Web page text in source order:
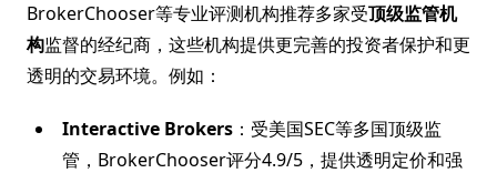
BrokerChooser等专业评测机构推荐多家受顶级监管机
构监督的经纪商，这些机构提供更完善的投资者保护和更
透明的交易环境。例如：
Interactive Brokers ：受美国SEC等多国顶级监
管，BrokerChooser评分4.9/5，提供透明定价和强